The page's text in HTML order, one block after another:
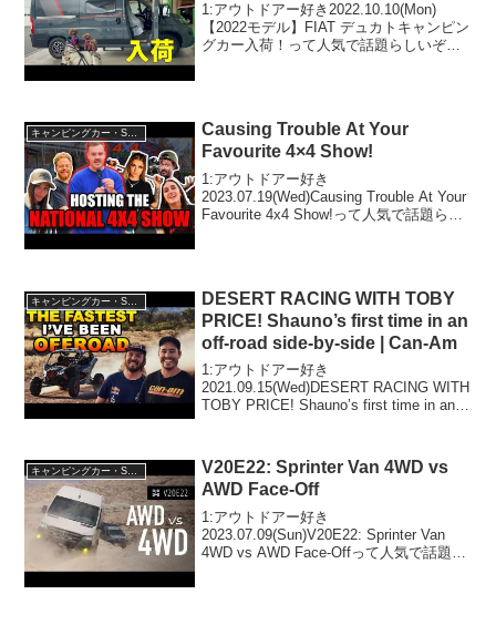
1:アウトドアー好き2022.10.10(Mon)
【2022モデル】FIAT デュカトキャンピン
グカー入荷！って人気で話題らしいぞ、
Causing Trouble At Your
Favourite 4×4 Show!
1:アウトドアー好き
2023.07.19(Wed)Causing Trouble At Your
Favourite 4x4 Show!って人気で話題らし
キャンピングカー・SUV人気車種
DESERT RACING WITH TOBY
PRICE! Shauno’s first time in an
off-road side-by-side | Can-Am
1:アウトドアー好き
2021.09.15(Wed)DESERT RACING WITH
TOBY PRICE! Shauno’s first time in an
V20E22: Sprinter Van 4WD vs
AWD Face-Off
1:アウトドアー好き
2023.07.09(Sun)V20E22: Sprinter Van
4WD vs AWD Face-Offって人気で話題ら